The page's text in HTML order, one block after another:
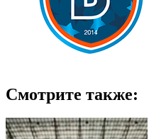
Смотрите также: